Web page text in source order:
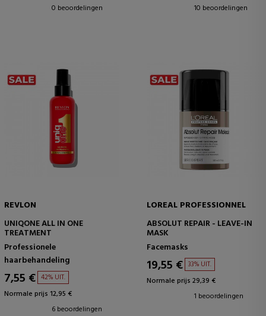
0 beoordelingen
10 beoordelingen
REVLON
UNIQONE ALL IN ONE
TREATMENT
Professionele
haarbehandeling
7,55 € 42% UIT.
Normale prijs 12,95 €
6 beoordelingen
LOREAL PROFESSIONNEL
ABSOLUT REPAIR - LEAVE-IN
MASK
Facemasks
19,55 € 33% UIT.
Normale prijs 29,39 €
1 beoordelingen